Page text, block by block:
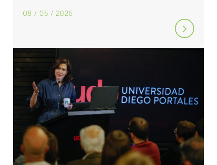
08 / 05 / 2026